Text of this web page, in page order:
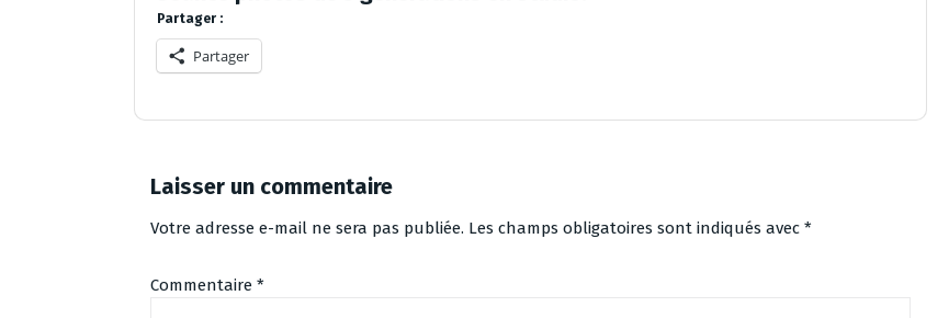
Partager :
Partager
Laisser un commentaire
Votre adresse e-mail ne sera pas publiée. Les champs obligatoires sont indiqués avec *
Commentaire *